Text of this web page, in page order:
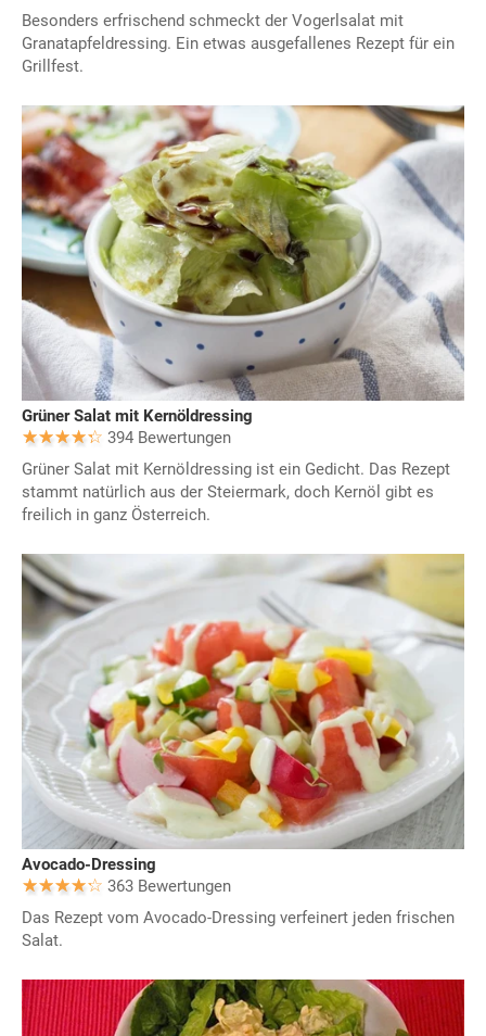
Besonders erfrischend schmeckt der Vogerlsalat mit
Granatapfeldressing. Ein etwas ausgefallenes Rezept für ein
Grillfest.
Grüner Salat mit Kernöldressing
394 Bewertungen
Grüner Salat mit Kernöldressing ist ein Gedicht. Das Rezept
stammt natürlich aus der Steiermark, doch Kernöl gibt es
freilich in ganz Österreich.
Avocado-Dressing
363 Bewertungen
Das Rezept vom Avocado-Dressing verfeinert jeden frischen
Salat.